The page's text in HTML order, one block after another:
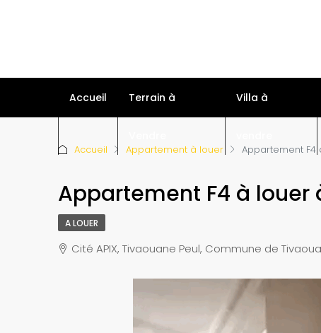
Accueil Terrain à Villa à
Accueil Appartement à louer Appartement F4
Appartement F4 à louer
A LOUER
Cité APIX, Tivaouane Peul, Commune de